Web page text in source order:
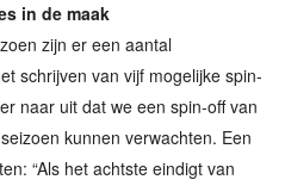
in de maak
zijn er een aantal
schrijven van vijf mogelijke spin-
naar uit dat we een spin-off van
kunnen verwachten. Een
“Als het achtste eindigt van